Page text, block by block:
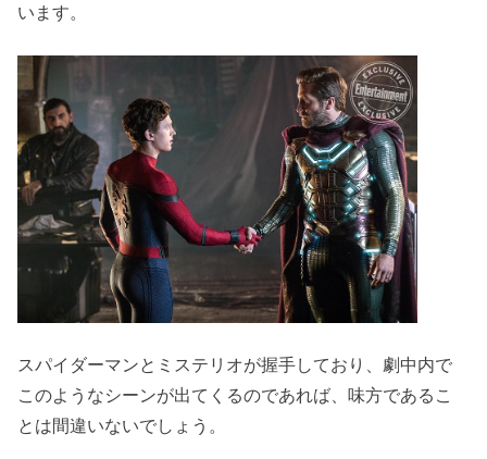
います。
スパイダーマンとミステリオが握手しており、劇中内で
このようなシーンが出てくるのであれば、味方であるこ
とは間違いないでしょう。